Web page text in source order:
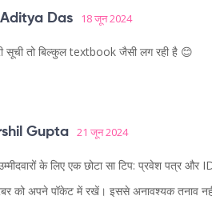
Das 18 जून 2024
सूची तो बिल्कुल textbook जैसी लग रही है 😊
Gupta 21 जून 2024
के लिए एक छोटा सा टिप: प्रवेश पत्र और
को अपने पॉकेट में रखें। इससे अनावश्यक तनाव